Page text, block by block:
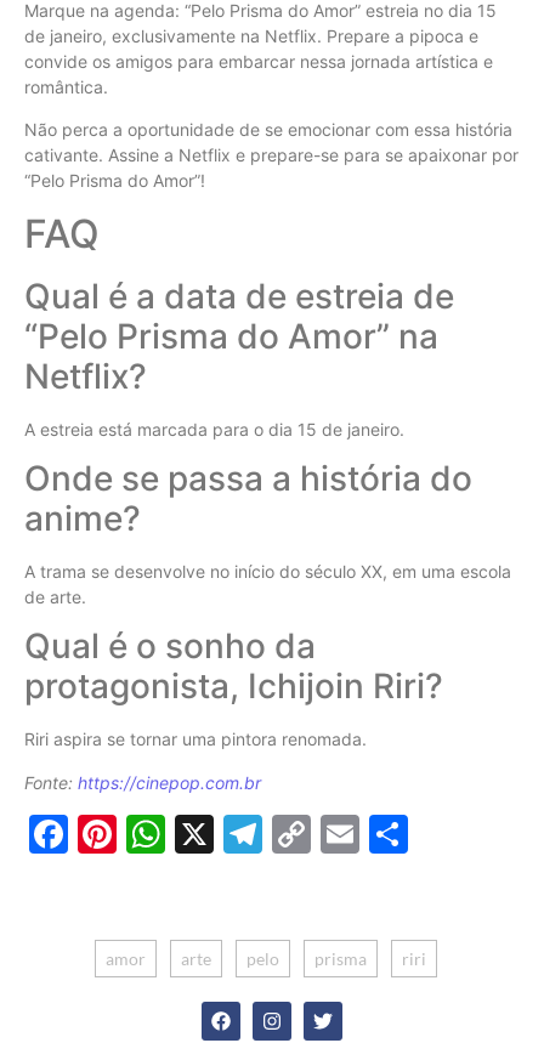
Marque na agenda: “Pelo Prisma do Amor” estreia no dia 15
de janeiro, exclusivamente na Netflix. Prepare a pipoca e
convide os amigos para embarcar nessa jornada artística e
romântica.
Não perca a oportunidade de se emocionar com essa história
cativante. Assine a Netflix e prepare-se para se apaixonar por
“Pelo Prisma do Amor”!
FAQ
Qual é a data de estreia de
“Pelo Prisma do Amor” na
Netflix?
A estreia está marcada para o dia 15 de janeiro.
Onde se passa a história do
anime?
A trama se desenvolve no início do século XX, em uma escola
de arte.
Qual é o sonho da
protagonista, Ichijoin Riri?
Riri aspira se tornar uma pintora renomada.
Fonte: https://cinepop.com.br
Facebook
Pinterest
WhatsApp
X Telegram
CopyEmail
amor arte pelo prisma riri